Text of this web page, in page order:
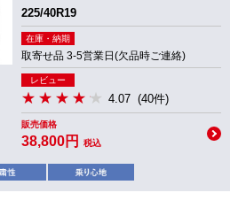
225/40R19
在庫・納期
取寄せ品 3-5営業日(欠品時ご連絡)
レビュー
4.07 (40件)
販売価格
38,800円 税込